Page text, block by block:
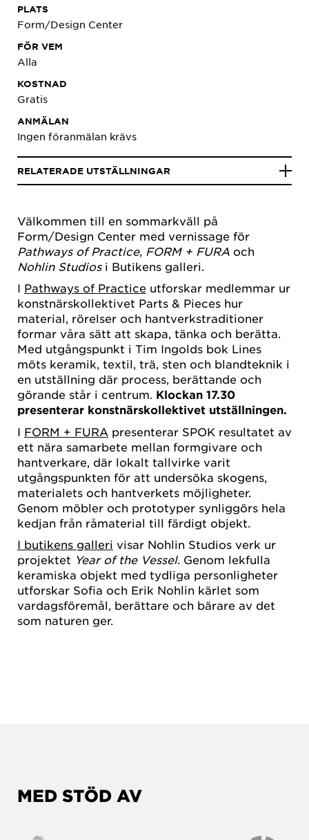
Välkommen till en sommarkväll på
Form/Design Center med vernissage för
Pathways of Practice, FORM + FURA och
Nohlin Studiosi Butikens galleri.
I Pathways of Practice utforskar medlemmar ur
konstnärskollektivet Parts & Pieces hur
material, rörelser och hantverkstraditioner
formar våra sätt att skapa, tänka och berätta.
Med utgångspunkt i Tim Ingolds bok Lines
möts keramik, textil, trä, sten och blandteknik i
en utställning där process, berättande och
görande står i centrum. Klockan 17.30
presenterar konstnärskollektivet utställningen.
I FORM + FURA presenterar SPOK resultatet av
ett nära samarbete mellan formgivare och
hantverkare, där lokalt tallvirke varit
utgångspunkten för att undersöka skogens,
materialets och hantverkets möjligheter.
Genom möbler och prototyper synliggörs hela
kedjan från råmaterial till färdigt objekt.
I butikens galleri visar Nohlin Studios verk ur
projektet Year of the Vessel. Genom lekfulla
keramiska objekt med tydliga personligheter
utforskar Sofia och Erik Nohlin kärlet som
vardagsföremål, berättare och bärare av det
som naturen ger.
PLATS
Form/Design Center
FÖR VEM
Alla
KOSTNAD
Gratis
ANMÄLAN
Ingen föranmälan krävs
RELATERADE UTSTÄLLNINGAR
MED STÖD AV